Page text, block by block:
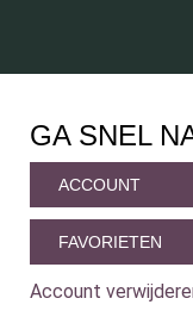
GA SNEL
ACCOUNT
FAVORIETEN
Account